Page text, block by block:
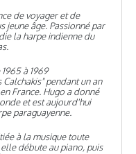
de voyager et de
jeune âge. Passionné par
la harpe indienne du
à 1969
pendant un an
France. Hugo a donné
et est aujourd'hui
paraguayenne.
à la musique toute
débute au piano, puis